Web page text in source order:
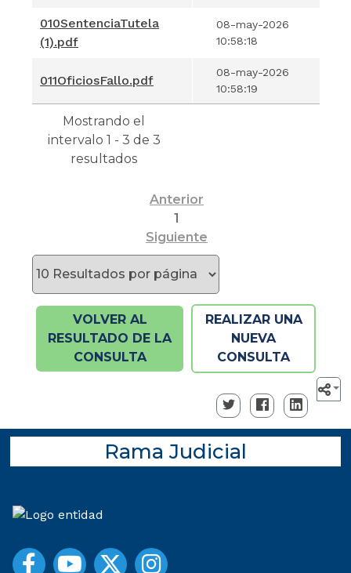
010SentenciaTutela
(1).pdf
08-may-2026
10:58:18
011OficiosFallo.pdf
08-may-2026
10:58:19
Mostrando el
intervalo 1 - 3 de 3
resultados
Anterior
1
Siguiente
VOLVER AL
RESULTADO DE LA
CONSULTA
REALIZAR UNA
NUEVA
CONSULTA
Rama Judicial